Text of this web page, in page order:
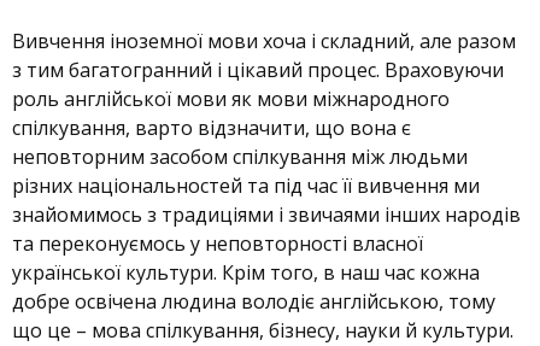
Вивчення іноземної мови хоча і складний, але разом
з тим багатогранний і цікавий процес. Враховуючи
роль англійської мови як мови міжнародного
спілкування, варто відзначити, що вона є
неповторним засобом спілкування між людьми
різних національностей та під час її вивчення ми
знайомимось з традиціями і звичаями інших народів
та переконуємось у неповторності власної
української культури. Крім того, в наш час кожна
добре освічена людина володіє англійською, тому
що це – мова спілкування, бізнесу, науки й культури.